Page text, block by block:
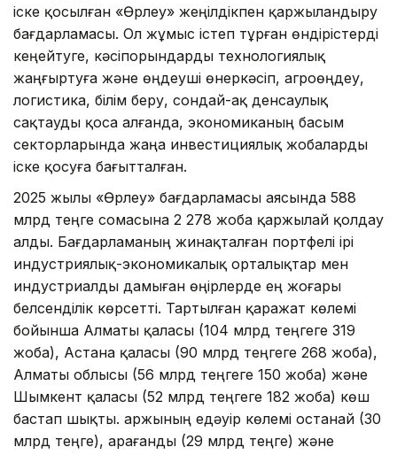
іске қосылған «Өрлеу» жеңілдікпен қаржыландыру
бағдарламасы. Ол жұмыс істеп тұрған өндірістерді
кеңейтуге, кәсіпорындарды технологиялық
жаңғыртуға және өңдеуші өнеркәсіп, агроөңдеу,
логистика, білім беру, сондай-ақ денсаулық
сақтауды қоса алғанда, экономиканың басым
секторларында жаңа инвестициялық жобаларды
іске қосуға бағытталған.
2025 жылы «Өрлеу» бағдарламасы аясында 588
млрд теңге сомасына 2 278 жоба қаржылай қолдау
алды. Бағдарламаның жинақталған портфелі ірі
индустриялық-экономикалық орталықтар мен
индустриалды дамыған өңірлерде ең жоғары
белсенділік көрсетті. Тартылған қаражат көлемі
бойынша Алматы қаласы (104 млрд теңгеге 319
жоба), Астана қаласы (90 млрд теңгеге 268 жоба),
Алматы облысы (56 млрд теңгеге 150 жоба) және
Шымкент қаласы (52 млрд теңгеге 182 жоба) көш
бастап шықты. Қаржының едәуір көлемі Қостанай (30
млрд теңге), Қарағанды (29 млрд теңге) және